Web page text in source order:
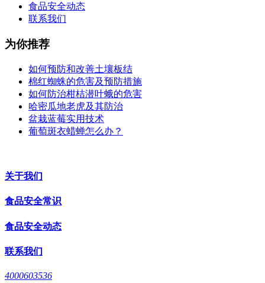
食品安全动态
联系我们
为你推荐
如何预防和改善土壤板结
棉红蜘蛛的危害及预防措施
如何防治柑桔潜叶蛾的危害
哈密瓜地老虎及其防治
盆栽蓝莓实用技术
葡萄斑衣蜡蝉怎么办？
关于我们
食品安全常识
食品安全动态
联系我们
4000603536